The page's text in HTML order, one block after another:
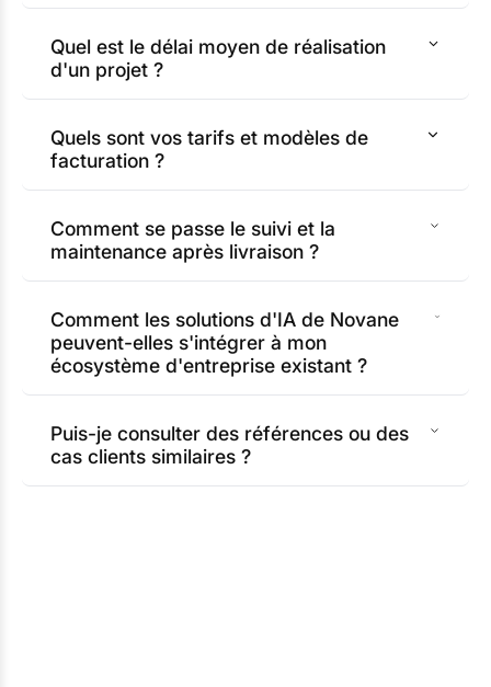
Quel est le délai moyen de réalisation
d'un projet ?
Quels sont vos tarifs et modèles de
facturation ?
Comment se passe le suivi et la
maintenance après livraison ?
Comment les solutions d'IA de Novane
peuvent-elles s'intégrer à mon
écosystème d'entreprise existant ?
Puis-je consulter des références ou des
cas clients similaires ?